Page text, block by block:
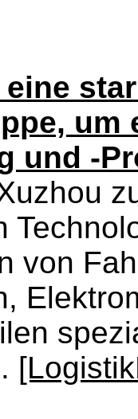
eine
um
und -
von